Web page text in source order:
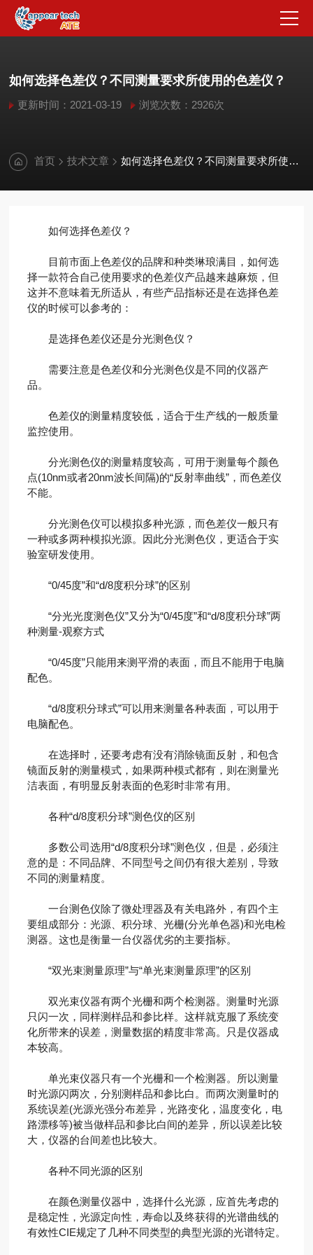
如何选择色差仪？不同测量要求所使用的色差仪？
更新时间：2021-03-19 浏览次数：2926次
首页 技术文章 如何选择色差仪？不同测量要求所使用的色差仪？
如何选择色差仪？
目前市面上色差仪的品牌和种类琳琅满目，如何选
择一款符合自己使用要求的色差仪产品越来越麻烦，但
这并不意味着无所适从，有些产品指标还是在选择色差
仪的时候可以参考的：
是选择色差仪还是分光测色仪？
需要注意是色差仪和分光测色仪是不同的仪器产
品。
色差仪的测量精度较低，适合于生产线的一般质量
监控使用。
分光测色仪的测量精度较高，可用于测量每个颜色
点(10nm或者20nm波长间隔)的“反射率曲线”，而色差仪
不能。
分光测色仪可以模拟多种光源，而色差仪一般只有
一种或多两种模拟光源。因此分光测色仪，更适合于实
验室研发使用。
“0/45度”和“d/8度积分球”的区别
“分光光度测色仪”又分为“0/45度”和“d/8度积分球”两
种测量-观察方式
“0/45度”只能用来测平滑的表面，而且不能用于电脑
配色。
“d/8度积分球式”可以用来测量各种表面，可以用于
电脑配色。
在选择时，还要考虑有没有消除镜面反射，和包含
镜面反射的测量模式，如果两种模式都有，则在测量光
洁表面，有明显反射表面的色彩时非常有用。
各种“d/8度积分球”测色仪的区别
多数公司选用“d/8度积分球”测色仪，但是，必须注
意的是：不同品牌、不同型号之间仍有很大差别，导致
不同的测量精度。
一台测色仪除了微处理器及有关电路外，有四个主
要组成部分：光源、积分球、光栅(分光单色器)和光电检
测器。这也是衡量一台仪器优劣的主要指标。
“双光束测量原理”与“单光束测量原理”的区别
双光束仪器有两个光栅和两个检测器。测量时光源
只闪一次，同样测样品和参比样。这样就克服了系统变
化所带来的误差，测量数据的精度非常高。只是仪器成
本较高。
单光束仪器只有一个光栅和一个检测器。所以测量
时光源闪两次，分别测样品和参比白。而两次测量时的
系统误差(光源光强分布差异，光路变化，温度变化，电
路漂移等)被当做样品和参比白间的差异，所以误差比较
大，仪器的台间差也比较大。
各种不同光源的区别
在颜色测量仪器中，选择什么光源，应首先考虑的
是稳定性，光源定向性，寿命以及终获得的光谱曲线的
有效性CIE规定了几种不同类型的典型光源的光谱特定。